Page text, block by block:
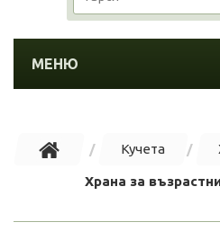
МЕНЮ
Кучета
Храна за